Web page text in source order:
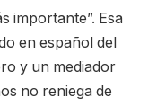
importante”. Esa
en español del
y un mediador
no reniega de